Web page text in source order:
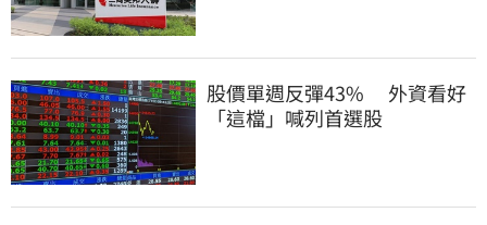
股價單週反彈43% 外資看好
「這檔」喊列首選股